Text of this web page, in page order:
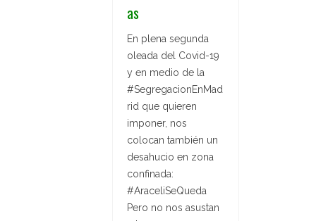
as
En plena segunda
oleada del Covid-19
y en medio de la
#SegregacionEnMad
rid que quieren
imponer, nos
colocan también un
desahucio en zona
confinada:
#AraceliSeQueda
Pero no nos asustan